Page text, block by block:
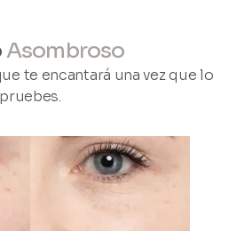
Asombroso
te encantará una vez que lo
pruebes.